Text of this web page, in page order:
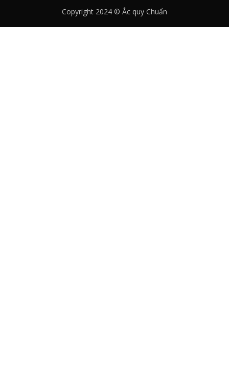
Copyright 2024 © Ắc quy Chuẩn